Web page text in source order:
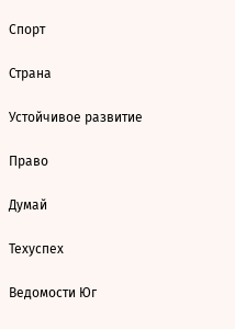
Спорт
Страна
Устойчивое развитие
Право
Думай
Техуспех
Ведомости Юг